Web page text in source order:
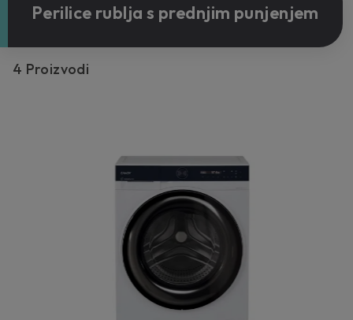
Perilice rublja s prednjim punjenjem
4 Proizvodi